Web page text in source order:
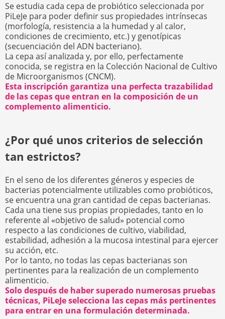
Se estudia cada cepa de probiótico seleccionada por
PiLeJe para poder definir sus propiedades intrínsecas
(morfología, resistencia a la humedad y al calor,
condiciones de crecimiento, etc.) y genotípicas
(secuenciación del ADN bacteriano).
La cepa así analizada y, por ello, perfectamente
conocida, se registra en la Colección Nacional de Cultivo
de Microorganismos (CNCM).
Esta inscripción garantiza una perfecta trazabilidad
de las cepas que entran en la composición de un
complemento alimenticio.
¿Por qué unos criterios de selección
tan estrictos?
En el seno de los diferentes géneros y especies de
bacterias potencialmente utilizables como probióticos,
se encuentra una gran cantidad de cepas bacterianas.
Cada una tiene sus propias propiedades, tanto en lo
referente al «objetivo de salud» potencial como
respecto a las condiciones de cultivo, viabilidad,
estabilidad, adhesión a la mucosa intestinal para ejercer
su acción, etc.
Por lo tanto, no todas las cepas bacterianas son
pertinentes para la realización de un complemento
alimenticio.
Solo después de haber superado numerosas pruebas
técnicas, PiLeJe selecciona las cepas más pertinentes
para entrar en una formulación determinada.